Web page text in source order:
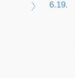
6.19.